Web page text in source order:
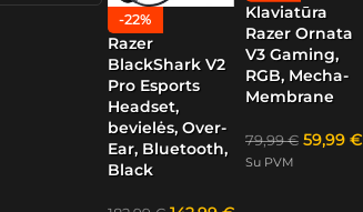
-22%
Razer
BlackShark V2
Pro Esports
Headset,
bevielės, Over-
Ear, Bluetooth,
Black
Klaviatūra
Razer Ornata
V3 Gaming,
RGB, Mecha-
Membrane
79,99€ 59,99 €
Su PVM